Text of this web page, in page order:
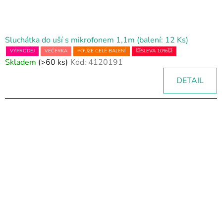
Sluchátka do uší s mikrofonem 1,1m (balení: 12 Ks)
VÝPRODEJ VEČERKA POUZE CELÉ BALENÍ 💥SLEVA 10%💥
Skladem (>60 ks) Kód: 4120191
DETAIL